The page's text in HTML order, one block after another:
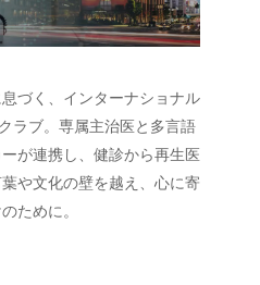
づく、インターナショナル
ラブ。専属主治医と多言語
が連携し、健診から再生医
や文化の壁を越え、心に寄
ために。